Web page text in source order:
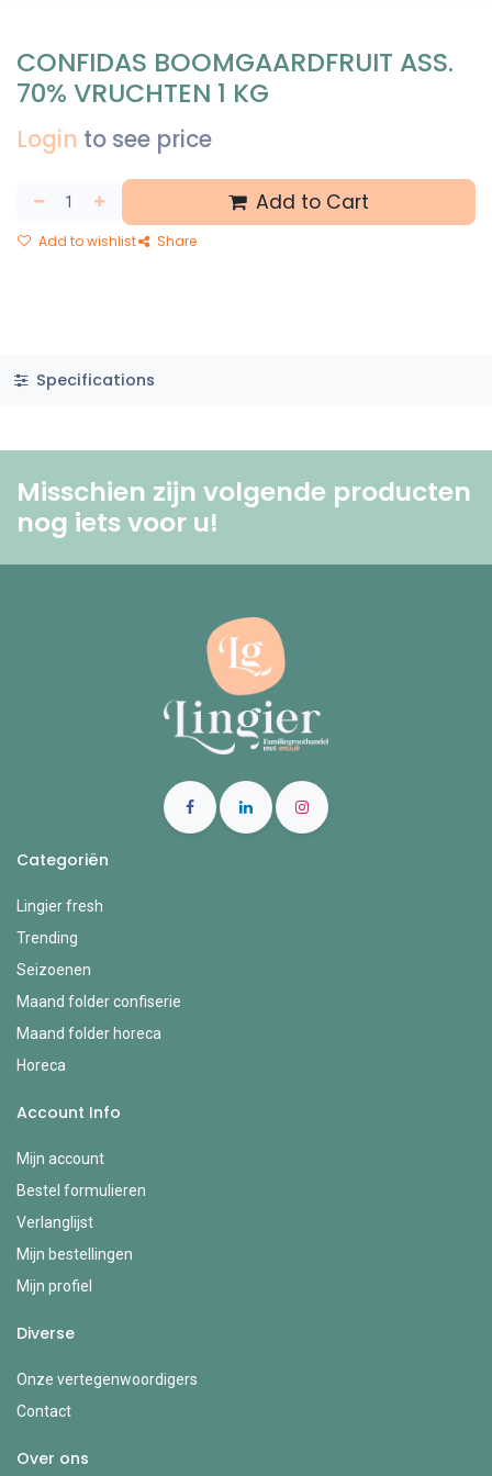
CONFIDAS BOOMGAARDFRUIT ASS.
70% VRUCHTEN 1 KG
Login to see price
Add to Cart
Add to wishlist Share
Specifications
Misschien zijn volgende producten
nog iets voor u! ​
Categoriën
Lingier fresh
Trending
Seizoenen
Maand folder confiserie
Maand folder horeca
Horeca
Account Info
Mijn account
Bestel formulieren
Verlanglijst
Mijn bestellingen
Mijn profiel
Diverse
Onze vertegenwoordigers
Contact
Over ons